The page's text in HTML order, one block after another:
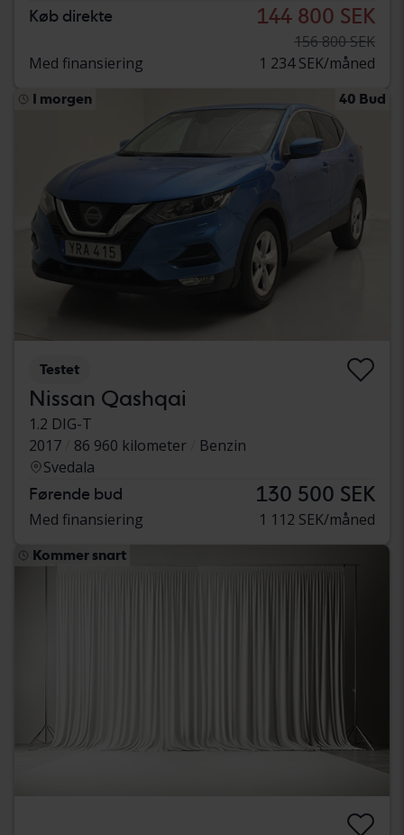
Køb direkte 144 800 SEK
156 800 SEK
Med finansiering
1 234 SEK/måned
I morgen 40 Bud
Testet
Nissan Qashqai
1.2 DIG-T
2017
86 960 kilometer
Benzin
Svedala
Førende bud 130 500 SEK
Med finansiering 1 112 SEK/måned
Kommer snart